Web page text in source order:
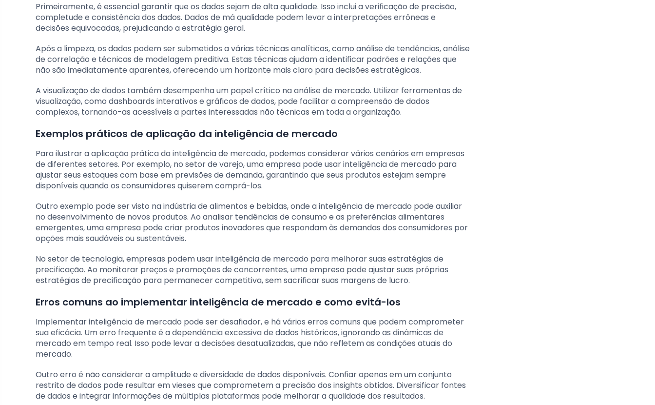
Primeiramente, é essencial garantir que os dados sejam de alta qualidade. Isso inclui a verificação de precisão,
completude e consistência dos dados. Dados de má qualidade podem levar a interpretações errôneas e
decisões equivocadas, prejudicando a estratégia geral.
Após a limpeza, os dados podem ser submetidos a várias técnicas analíticas, como análise de tendências, análise
de correlação e técnicas de modelagem preditiva. Estas técnicas ajudam a identificar padrões e relações que
não são imediatamente aparentes, oferecendo um horizonte mais claro para decisões estratégicas.
A visualização de dados também desempenha um papel crítico na análise de mercado. Utilizar ferramentas de
visualização, como dashboards interativos e gráficos de dados, pode facilitar a compreensão de dados
complexos, tornando-as acessíveis a partes interessadas não técnicas em toda a organização.
Exemplos práticos de aplicação da inteligência de mercado
Para ilustrar a aplicação prática da inteligência de mercado, podemos considerar vários cenários em empresas
de diferentes setores. Por exemplo, no setor de varejo, uma empresa pode usar inteligência de mercado para
ajustar seus estoques com base em previsões de demanda, garantindo que seus produtos estejam sempre
disponíveis quando os consumidores quiserem comprá-los.
Outro exemplo pode ser visto na indústria de alimentos e bebidas, onde a inteligência de mercado pode auxiliar
no desenvolvimento de novos produtos. Ao analisar tendências de consumo e as preferências alimentares
emergentes, uma empresa pode criar produtos inovadores que respondam às demandas dos consumidores por
opções mais saudáveis ou sustentáveis.
No setor de tecnologia, empresas podem usar inteligência de mercado para melhorar suas estratégias de
precificação. Ao monitorar preços e promoções de concorrentes, uma empresa pode ajustar suas próprias
estratégias de precificação para permanecer competitiva, sem sacrificar suas margens de lucro.
Erros comuns ao implementar inteligência de mercado e como evitá-los
Implementar inteligência de mercado pode ser desafiador, e há vários erros comuns que podem comprometer
sua eficácia. Um erro frequente é a dependência excessiva de dados históricos, ignorando as dinâmicas de
mercado em tempo real. Isso pode levar a decisões desatualizadas, que não refletem as condições atuais do
mercado.
Outro erro é não considerar a amplitude e diversidade de dados disponíveis. Confiar apenas em um conjunto
restrito de dados pode resultar em vieses que comprometem a precisão dos insights obtidos. Diversificar fontes
de dados e integrar informações de múltiplas plataformas pode melhorar a qualidade dos resultados.